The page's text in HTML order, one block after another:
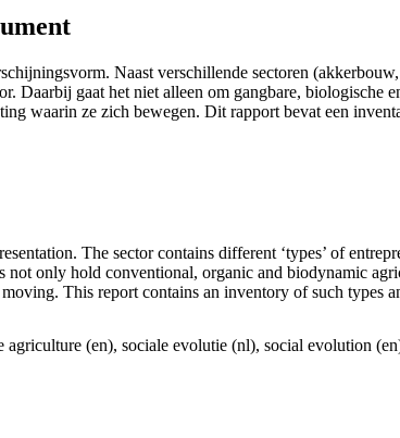
Naast verschillende sectoren
Daarbij gaat het niet alleen om gangbare,
waarin ze zich bewegen. Dit rapport bevat een
The sector contains different ‘types’ of
only hold conventional, organic and biodynamic
This report contains an inventory of such types
(en), sociale evolutie (nl), social evolution